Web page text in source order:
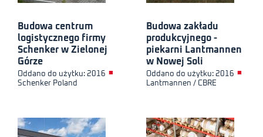
Budowa centrum
logistycznego firmy
Schenker w Zielonej
Górze
Oddano do użytku: 2016 ■
Schenker Poland
Budowa zakładu
produkcyjnego -
piekarni Lantmannen
w Nowej Soli
Oddano do użytku: 2016 ■
Lantmannen / CBRE